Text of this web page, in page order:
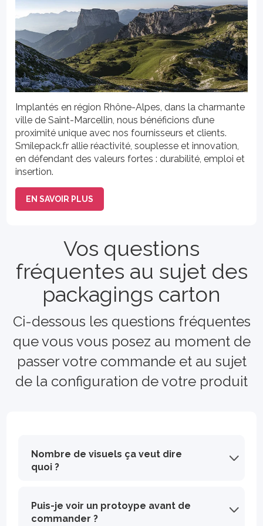
Implantés en région Rhône-Alpes, dans la charmante
ville de Saint-Marcellin, nous bénéficions d’une
proximité unique avec nos fournisseurs et clients.
Smilepack.fr allie réactivité, souplesse et innovation,
en défendant des valeurs fortes : durabilité, emploi et
insertion.
EN SAVOIR PLUS
Vos questions
fréquentes au sujet des
packagings carton
Ci-dessous les questions fréquentes
que vous vous posez au moment de
passer votre commande et au sujet
de la configuration de votre produit
Nombre de visuels ça veut dire
quoi ?
Puis-je voir un protoype avant de
commander ?